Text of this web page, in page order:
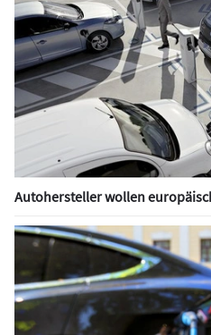
Autohersteller wollen